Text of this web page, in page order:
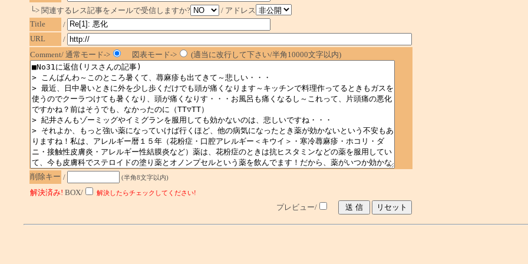
└> 関連するレス記事をメールで受信しますか?
/ アドレス
Title
/
URL
/
Comment/ 通常モード->
図表モード-> (適当に改行して下さい/半角10000文字以内)
削除キー / (半角8文字以内)
解決済み! BOX/ 解決したらチェックしてください!
プレビュー/